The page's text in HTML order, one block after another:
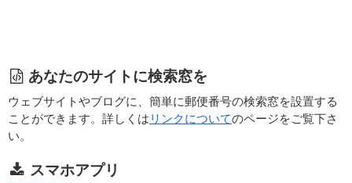
あなたのサイトに検索窓を
ウェブサイトやブログに、簡単に郵便番号の検索窓を設置する
ことができます。詳しくは リンクについてのページをご覧下さ
い。
スマホアプリ